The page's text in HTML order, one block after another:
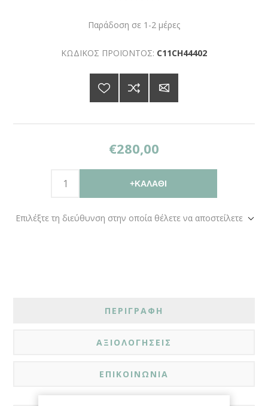
Παράδοση σε 1-2 μέρες
ΚΩΔΙΚΟΣ ΠΡΟΪΟΝΤΟΣ: C11CH44402
€280,00
+ΚΑΛΆΘΙ
Επιλέξτε τη διεύθυνση στην οποία θέλετε να αποστείλετε
ΠΕΡΙΓΡΑΦΗ
ΑΞΙΟΛΟΓΗΣΕΙΣ
ΕΠΙΚΟΙΝΩΝΙΑ